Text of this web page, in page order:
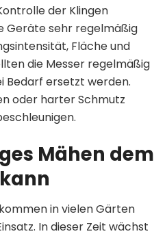
der Klingen
Geräte sehr regelmäßig
Fläche und
die Messer regelmäßig
Bedarf ersetzt werden.
oder harter Schmutz
Mähen dem
in vielen Gärten
In dieser Zeit wächst